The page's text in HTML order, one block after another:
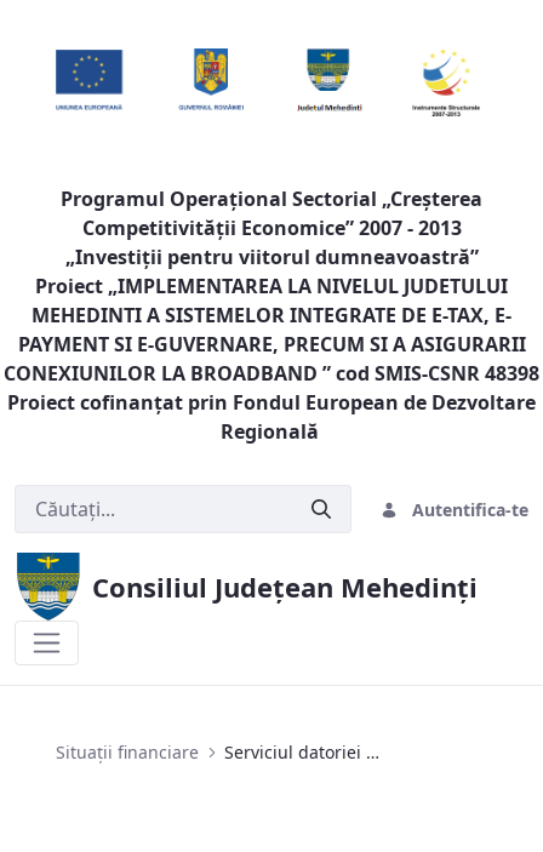
Programul Operaţional Sectorial „Creşterea
Competitivităţii Economice” 2007 - 2013
„Investiţii pentru viitorul dumneavoastră”
Proiect „IMPLEMENTAREA LA NIVELUL JUDETULUI
MEHEDINTI A SISTEMELOR INTEGRATE DE E-TAX, E-
PAYMENT SI E-GUVERNARE, PRECUM SI A ASIGURARII
CONEXIUNILOR LA BROADBAND ” cod SMIS-CSNR 48398
Proiect cofinanţat prin Fondul European de Dezvoltare
Regională
Autentifica-te
Consiliul Județean Mehedinți
Situații financiare Serviciul datoriei publice locale